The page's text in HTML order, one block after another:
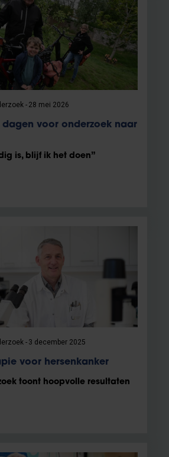
28 mei 2026
dagen voor onderzoek naar
is, blijf ik het doen”
3 december 2025
voor hersenkanker
toont hoopvolle resultaten